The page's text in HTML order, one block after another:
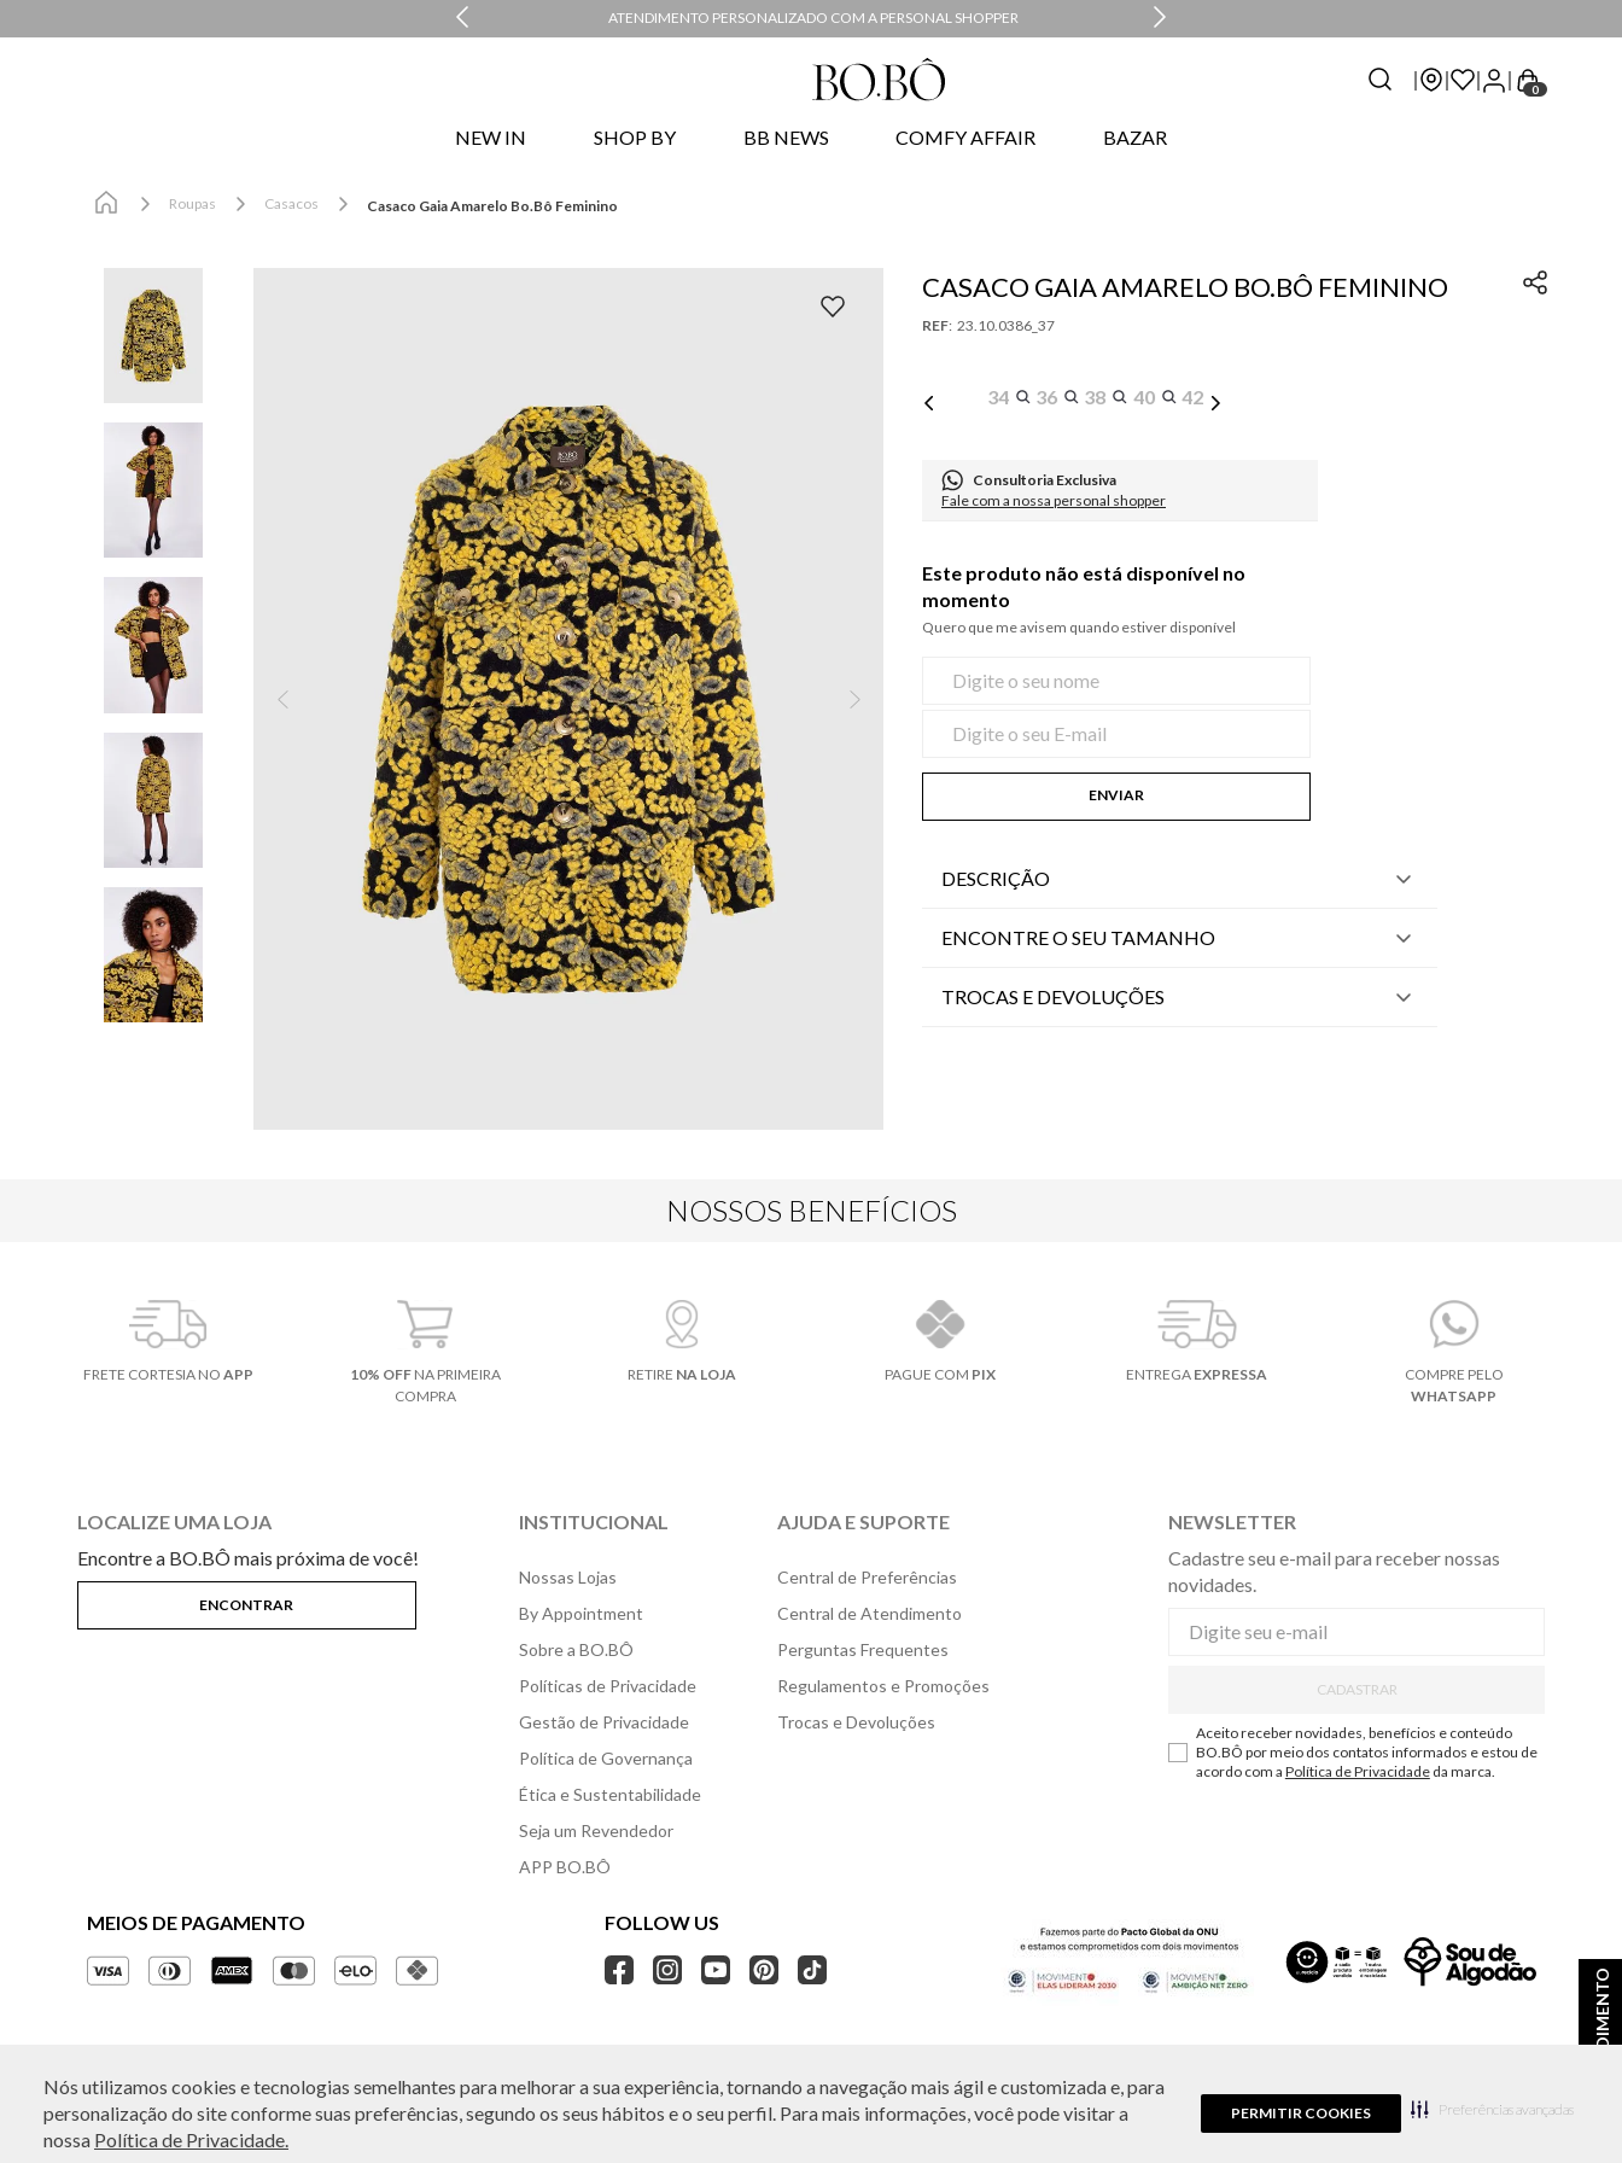
Nós utilizamos cookies e tecnologias semelhantes para melhorar a sua experiência, tornando a navegação mais ágil e customizada e, para
personalização do site conforme suas preferências, segundo os seus hábitos e o seu perfil. Para mais informações, você pode visitar a
nossa Política de Privacidade.
PERMITIR COOKIES Preferências avançadas
ATENDIMENTO PERSONALIZADO COM A PERSONAL SHOPPER
ATENDIMENTO
0
NEW IN SHOP BY BB NEWS COMFY AFFAIR BAZAR
Roupas Casacos Casaco Gaia Amarelo Bo.Bô Feminino
CASACO GAIA AMARELO BO.BÔ FEMININO
: 23.10.0386_37
34 36 38 40 42
Consultoria Exclusiva
Fale com a nossa personal shopper
Este produto não está disponível no
momento
Quero que me avisem quando estiver disponível
ENVIAR
DESCRIÇÃO
ENCONTRE O SEU TAMANHO
TROCAS E DEVOLUÇÕES
NOSSOS BENEFÍCIOS
FRETE CORTESIA NO APP 10% OFFNA PRIMEIRA
COMPRA
RETIRE NA LOJA PAGUE COM PIX ENTREGA EXPRESSA
COMPRE PELO
WHATSAPP
LOCALIZE UMA LOJA
Encontre a BO.BÔ mais próxima de você!
INSTITUCIONAL
Nossas Lojas
By Appointment
Sobre a BO.BÔ
Políticas de Privacidade
Gestão de Privacidade
Política de Governança
Ética e Sustentabilidade
Seja um Revendedor
APP BO.BÔ
AJUDA E SUPORTE
Central de Preferências
Central de Atendimento
Perguntas Frequentes
Regulamentos e Promoções
Trocas e Devoluções
NEWSLETTER
Cadastre seu e-mail para receber nossas
novidades.
CADASTRAR
Aceito receber novidades, benefícios e conteúdo
BO.BÔ por meio dos contatos informados e estou de
acordo com a Política de Privacidadeda marca.
MEIOS DE PAGAMENTO FOLLOW US
© Copyright 2026 - Todos os direitos reservados. A BO.BÔ reserva-se no direito de corrigir ou alterar informações como: preços, promoções e disponibilidade de estoque a qualquer momento.
Em caso de dúvidas:
0800 440 2222.
Horário de Atendimento: das 8h às 20h de segunda a sábado, exceto feriados.